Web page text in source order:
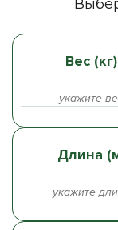
Вес (кг)
Длина